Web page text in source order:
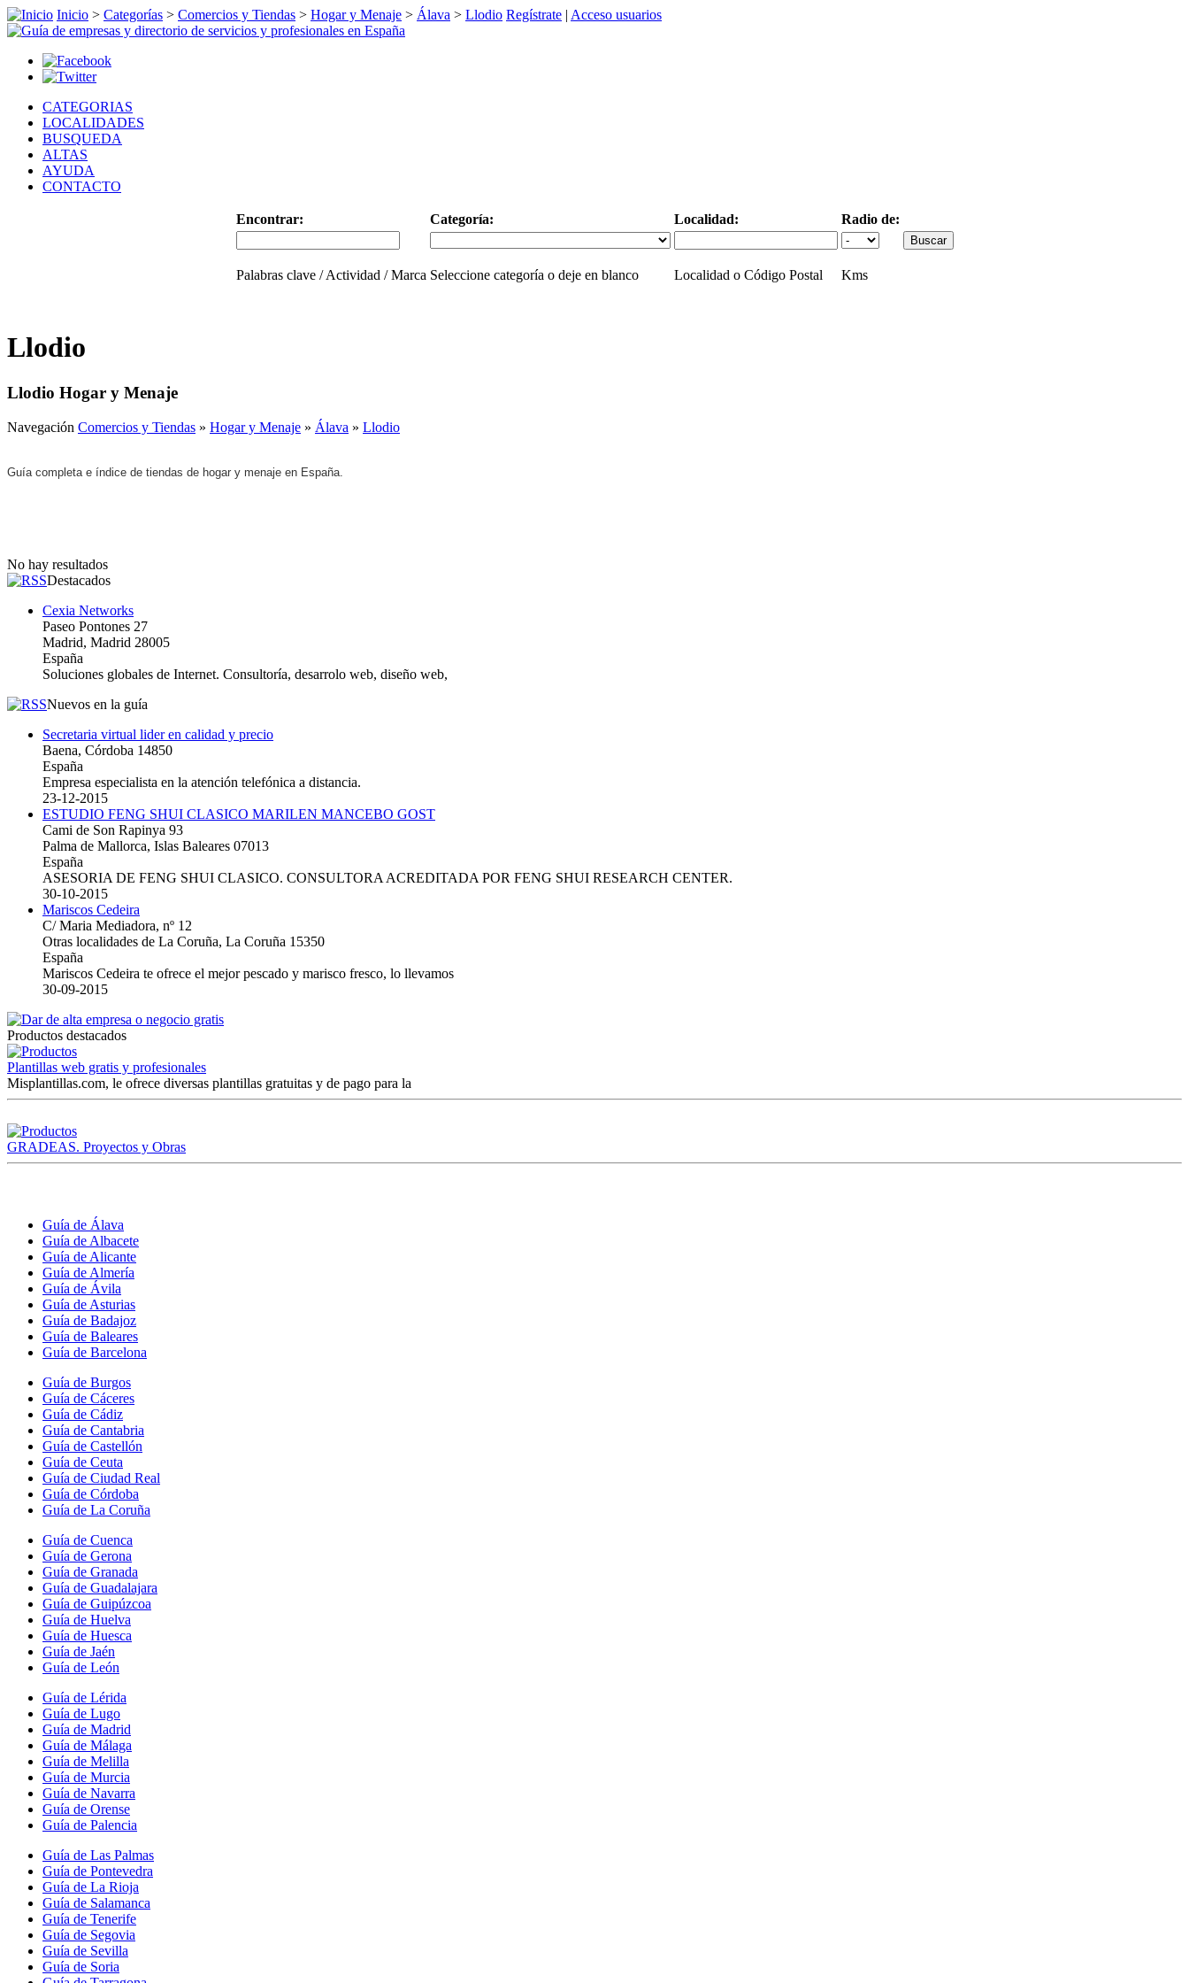
Inicio > Categorías > Comercios y Tiendas > Hogar y Menaje > Álava > Llodio Regístrate | Acceso usuarios
CATEGORIAS
LOCALIDADES
BUSQUEDA
ALTAS
AYUDA
CONTACTO
Encontrar: Categoría: Localidad: Radio de:
Palabras clave / Actividad / Marca Seleccione categoría o deje en blanco Localidad o Código Postal Kms
Llodio
Llodio Hogar y Menaje
Navegación Comercios y Tiendas » Hogar y Menaje » Álava » Llodio
Guía completa e índice de tiendas de hogar y menaje en España.
No hay resultados
Destacados
Cexia Networks
Paseo Pontones 27
Madrid, Madrid 28005
España
Soluciones globales de Internet. Consultoría, desarrolo web, diseño web,
Nuevos en la guía
Secretaria virtual lider en calidad y precio
Baena, Córdoba 14850
España
Empresa especialista en la atención telefónica a distancia.
23-12-2015
ESTUDIO FENG SHUI CLASICO MARILEN MANCEBO GOST
Cami de Son Rapinya 93
Palma de Mallorca, Islas Baleares 07013
España
ASESORIA DE FENG SHUI CLASICO. CONSULTORA ACREDITADA POR FENG SHUI RESEARCH CENTER.
30-10-2015
Mariscos Cedeira
C/ Maria Mediadora, nº 12
Otras localidades de La Coruña, La Coruña 15350
España
Mariscos Cedeira te ofrece el mejor pescado y marisco fresco, lo llevamos
30-09-2015
Productos destacados
Plantillas web gratis y profesionales
Misplantillas.com, le ofrece diversas plantillas gratuitas y de pago para la
GRADEAS. Proyectos y Obras
Guía de Álava
Guía de Albacete
Guía de Alicante
Guía de Almería
Guía de Ávila
Guía de Asturias
Guía de Badajoz
Guía de Baleares
Guía de Barcelona
Guía de Burgos
Guía de Cáceres
Guía de Cádiz
Guía de Cantabria
Guía de Castellón
Guía de Ceuta
Guía de Ciudad Real
Guía de Córdoba
Guía de La Coruña
Guía de Cuenca
Guía de Gerona
Guía de Granada
Guía de Guadalajara
Guía de Guipúzcoa
Guía de Huelva
Guía de Huesca
Guía de Jaén
Guía de León
Guía de Lérida
Guía de Lugo
Guía de Madrid
Guía de Málaga
Guía de Melilla
Guía de Murcia
Guía de Navarra
Guía de Orense
Guía de Palencia
Guía de Las Palmas
Guía de Pontevedra
Guía de La Rioja
Guía de Salamanca
Guía de Tenerife
Guía de Segovia
Guía de Sevilla
Guía de Soria